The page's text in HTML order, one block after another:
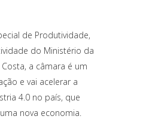
de Produtividade,
do Ministério da
a câmara é um
e vai acelerar a
4.0 no país, que
nova economia.